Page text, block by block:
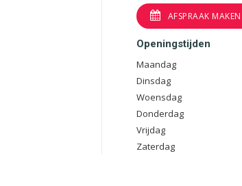
AFSPRAAK MAKEN
Openingstijden
Maandag
Dinsdag
Woensdag
Donderdag
Vrijdag
Zaterdag